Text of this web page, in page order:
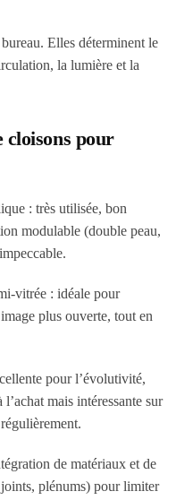
Elles déterminent le
la lumière et la
cloisons pour
: très utilisée, bon
modulable (double peau,
vitrée : idéale pour
plus ouverte, tout en
pour l’évolutivité,
mais intéressante sur
de matériaux et de
plénums) pour limiter